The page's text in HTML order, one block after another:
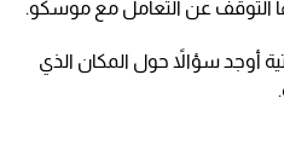
التوقف عن التعامل مع موسكو.
أوجد سؤالاً حول المكان الذي